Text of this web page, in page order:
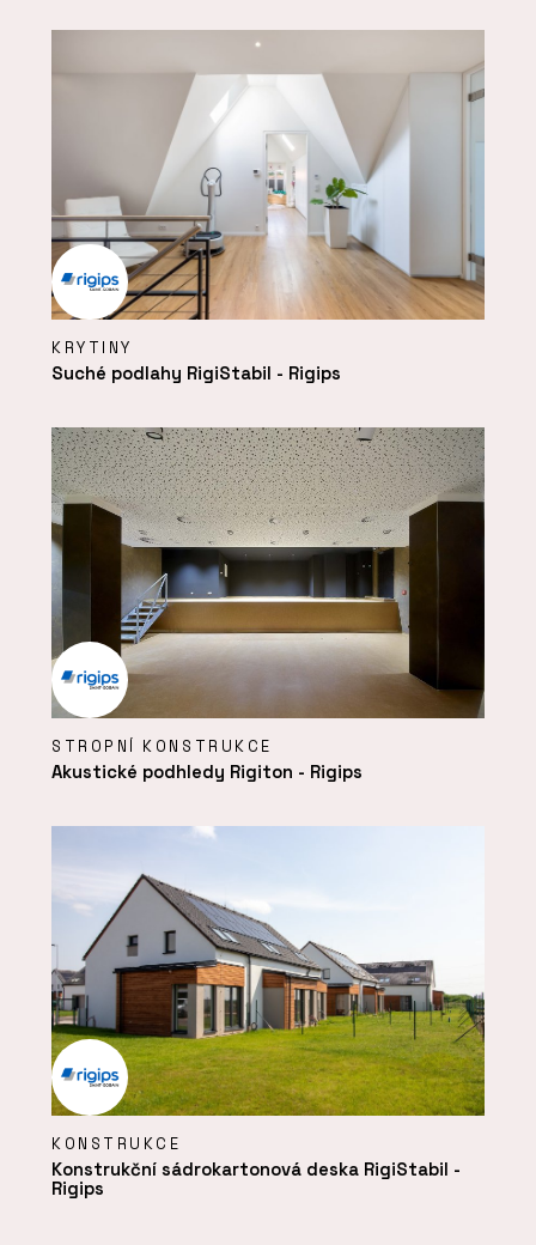
KRYTINY
Suché podlahy RigiStabil - Rigips
STROPNÍ KONSTRUKCE
Akustické podhledy Rigiton - Rigips
KONSTRUKCE
Konstrukční sádrokartonová deska RigiStabil -
Rigips